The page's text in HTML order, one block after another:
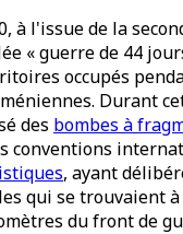
à l'issue de la
« guerre de 44
occupés
Durant
des bombes à
conventions
, ayant
qui se trouvaient
du front de